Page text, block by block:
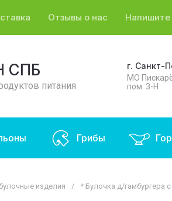
Отзывы о нас
СПБ
питания
г. Санкт-
МО
пом. 3-Н
Грибы
изделия / * Булочка д/гамбургера